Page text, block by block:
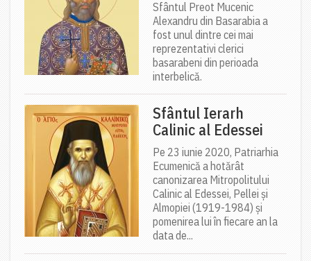
Sfântul Preot Mucenic
Alexandru din Basarabia a
fost unul dintre cei mai
reprezentativi clerici
basarabeni din perioada
interbelică.
Sfântul Ierarh
Calinic al Edessei
Pe 23 iunie 2020, Patriarhia
Ecumenică a hotărât
canonizarea Mitropolitului
Calinic al Edessei, Pellei și
Almopiei (1919-1984) și
pomenirea lui în fiecare an la
data de...